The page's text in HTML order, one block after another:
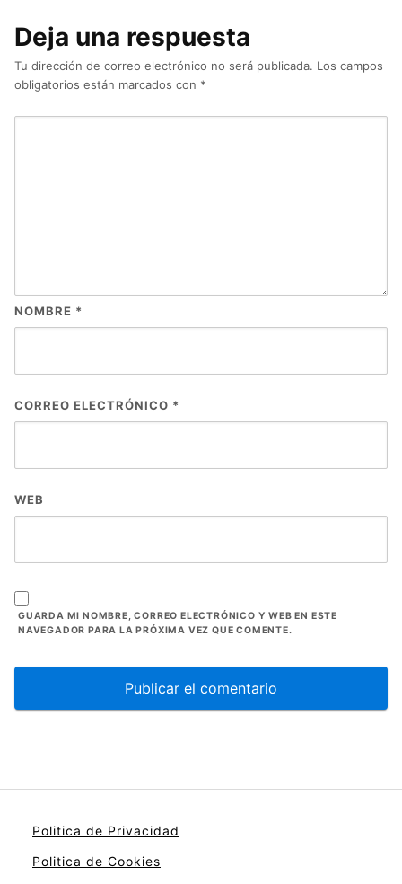
Deja una respuesta
Tu dirección de correo electrónico no será publicada. Los campos
obligatorios están marcados con *
NOMBRE *
CORREO ELECTRÓNICO *
WEB
GUARDA MI NOMBRE, CORREO ELECTRÓNICO Y WEB EN ESTE
NAVEGADOR PARA LA PRÓXIMA VEZ QUE COMENTE.
Politica de Privacidad
Politica de Cookies